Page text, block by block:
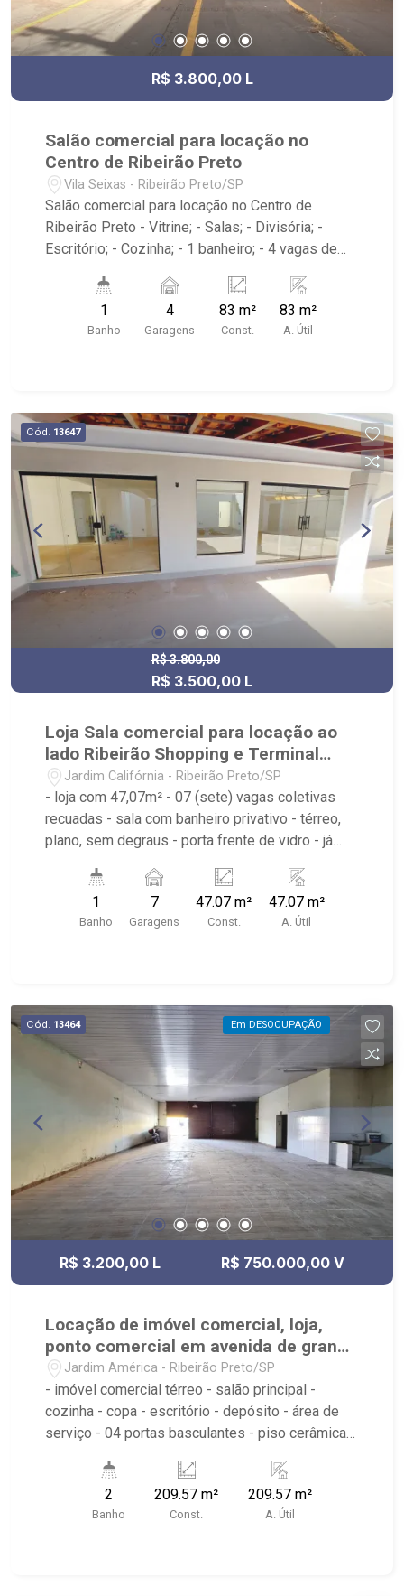
R$ 3.800,00 L
Salão comercial para locação no
Centro de Ribeirão Preto
Vila Seixas - Ribeirão Preto/SP
Salão comercial para locação no Centro de
Ribeirão Preto - Vitrine; - Salas; - Divisória; -
Escritório; - Cozinha; - 1 banheiro; - 4 vagas de
Hospital São Francisco, a duas quadras das
Avenidas Nove de Julho e Independência.
1
Banho
4
Garagens
83 m²
Const.
83 m²
A. Útil
Cód. 13647
R$ 3.800,00
R$ 3.500,00 L
Loja Sala comercial para locação ao
lado Ribeirão Shopping e Terminal
Urbano
Jardim Califórnia - Ribeirão Preto/SP
- loja com 47,07m² - 07 (sete) vagas coletivas
recuadas - sala com banheiro privativo - térreo,
plano, sem degraus - porta frente de vidro - já
convivência no conjunto - ideal para clínica,
cabelereiro, loja, pilates, studio, escritórios em
geral - apenas 70 metros do terminal de ônibus
sujeito a alteração após a finalização.
1
Banho
7
Garagens
47.07 m²
Const.
47.07 m²
A. Útil
Em DESOCUPAÇÃO
Cód. 13464
R$ 3.200,00 L R$ 750.000,00 V
Locação de imóvel comercial, loja,
ponto comercial em avenida de grande
Fluxo centro
Jardim América - Ribeirão Preto/SP
- imóvel comercial térreo - salão principal -
cozinha - copa - escritório - depósito - área de
serviço - 04 portas basculantes - piso cerâmica -
comércio em geral - Localizado próximo à Av.
Jerônimo Gonçalves, Mercadão Central, Hospital
Santa Lydia e diversos comércios.
2
Banho
209.57 m²
Const.
209.57 m²
A. Útil